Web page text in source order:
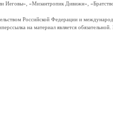
«Мизантропик Дивижн»,
Российской Федерации и
на материал является